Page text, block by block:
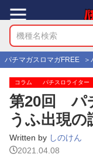
パチマガスロマガFREE
コラム パチスロライター
第20回 パ
うふ出現の
Written by しのけん
2021.04.08